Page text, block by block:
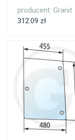
producent: Granit
312.09 zł